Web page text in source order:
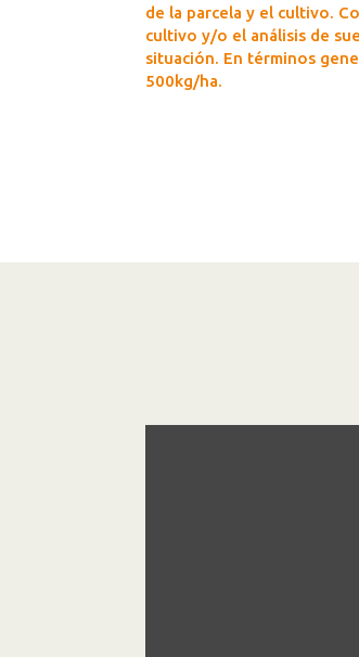
de la parcela y el cultivo.
cultivo y/o el análisis de
situación. En términos
500kg/ha.